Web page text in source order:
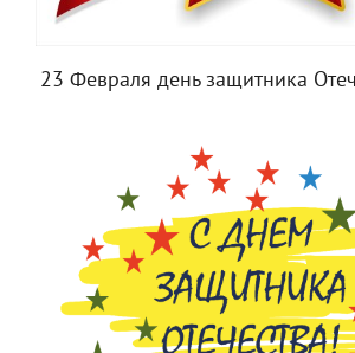
23 Февраля день защитника